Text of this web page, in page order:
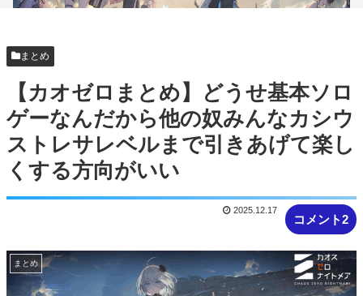
まとめ
【カオゼロまとめ】どうせ基本ソロ
ゲーなんだから他の奴みんなカシウ
ストレサレベルまで引きあげて楽し
くする方向がいい
コメント2
2025.12.17
まとめ